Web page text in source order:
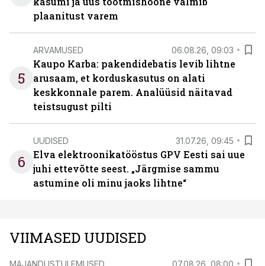
plaanitust varem
5
ARVAMUSED 06.08.26, 09:03
Kaupo Karba: pakendidebatis levib lihtne
arusaam, et korduskasutus on alati
keskkonnale parem. Analüüsid näitavad
teistsugust pilti
6
UUDISED 31.07.26, 09:45
Elva elektroonikatööstus GPV Eesti sai uue
juhi ettevõtte seest. „Järgmise sammu
astumine oli minu jaoks lihtne“
VIIMASED UUDISED
MAJANDUSTULEMUSED 07.08.26, 08:00